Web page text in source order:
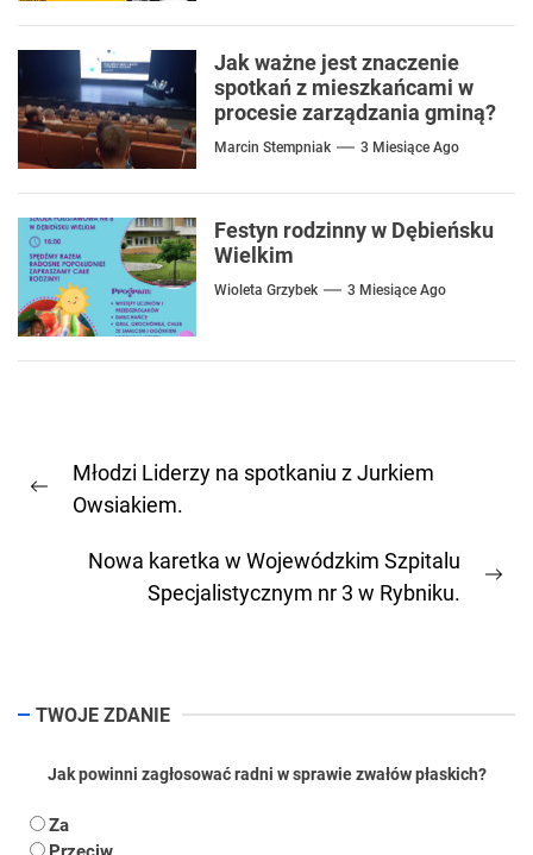
Jak ważne jest znaczenie
spotkań z mieszkańcami w
procesie zarządzania gminą?
Marcin Stempniak 3 Miesiące Ago
Festyn rodzinny w Dębieńsku
Wielkim
Wioleta Grzybek 3 Miesiące Ago
wpisu
Previous
Młodzi Liderzy na spotkaniu z Jurkiem
Owsiakiem.
Nowa karetka w Wojewódzkim Szpitalu
Specjalistycznym nr 3 w Rybniku.
TWOJE ZDANIE
Jak powinni zagłosować radni w sprawie zwałów płaskich?
Za